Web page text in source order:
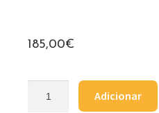
185,00€
Adicionar